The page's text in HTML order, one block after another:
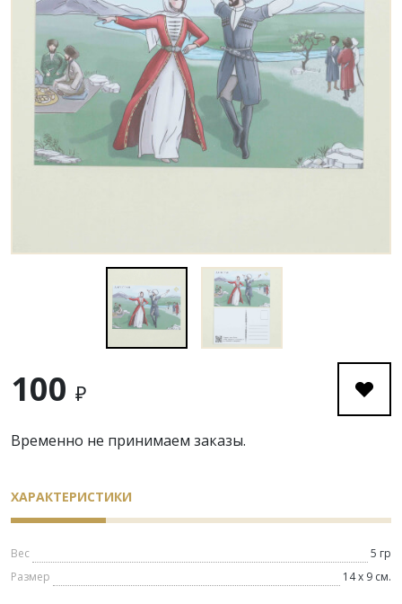
100 ₽
Временно не принимаем заказы.
ХАРАКТЕРИСТИКИ
Вес
5 гр
Размер
14 х 9 см.